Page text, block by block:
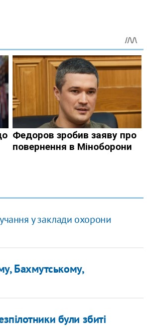
у заклади охорони
Бахмутському,
були збиті